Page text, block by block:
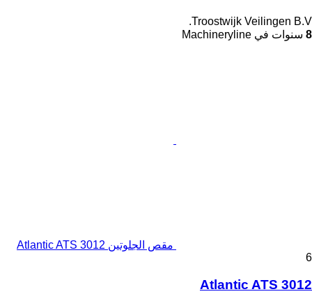
Troostwijk Veilingen B.V.
8 سنوات في Machineryline
مقص الجلوتين Atlantic ATS 3012
6
Atlantic ATS 3012